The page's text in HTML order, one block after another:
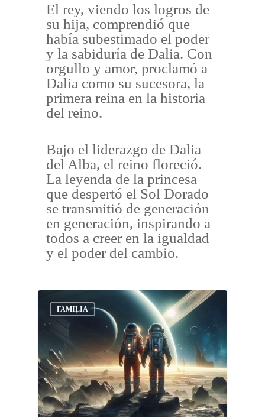
El rey, viendo los logros de
su hija, comprendió que
había subestimado el poder
y la sabiduría de Dalia. Con
orgullo y amor, proclamó a
Dalia como su sucesora, la
primera reina en la historia
del reino.
Bajo el liderazgo de Dalia
del Alba, el reino floreció.
La leyenda de la princesa
que despertó el Sol Dorado
se transmitió de generación
en generación, inspirando a
todos a creer en la igualdad
y el poder del cambio.
FAMILIA